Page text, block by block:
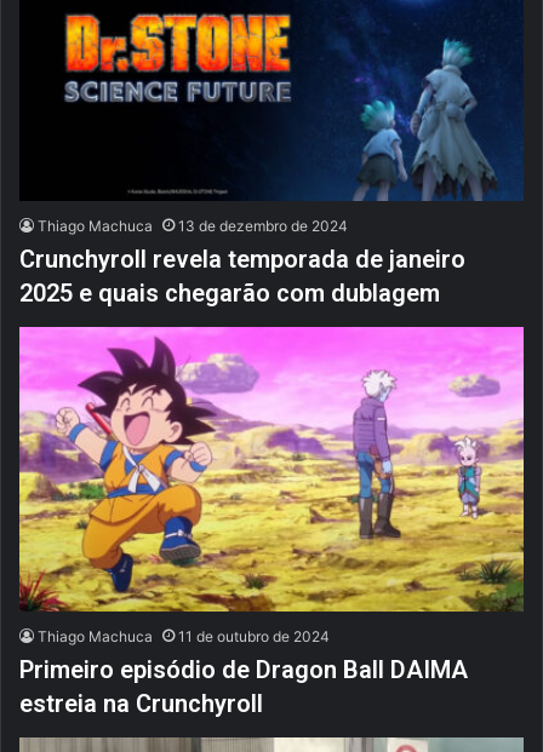
Thiago Machuca 13 de dezembro de 2024
Crunchyroll revela temporada de janeiro
2025 e quais chegarão com dublagem
Thiago Machuca 11 de outubro de 2024
Primeiro episódio de Dragon Ball DAIMA
estreia na Crunchyroll